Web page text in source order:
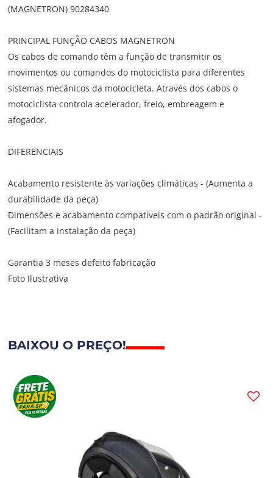
(MAGNETRON) 90284340
PRINCIPAL FUNÇÃO CABOS MAGNETRON
Os cabos de comando têm a função de transmitir os
movimentos ou comandos do motociclista para diferentes
sistemas mecânicos da motocicleta. Através dos cabos o
motociclista controla acelerador, freio, embreagem e
afogador.
DIFERENCIAIS
Acabamento resistente às variações climáticas - (Aumenta a
durabilidade da peça)
Dimensões e acabamento compatíveis com o padrão original -
(Facilitam a instalação da peça)
Garantia 3 meses defeito fabricação
Foto Ilustrativa
BAIXOU O PREÇO!